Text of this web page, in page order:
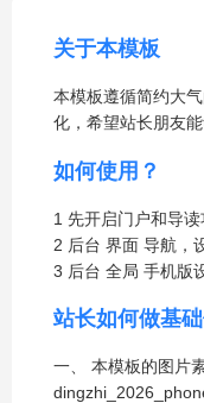
关于本模板
本模板遵循简约大
化，希望站长朋友
如何使用？
1 先开启门户和导
2 后台 界面 导航，
3 后台 全局 手机版
站长如何做基
一、 本模板的图片